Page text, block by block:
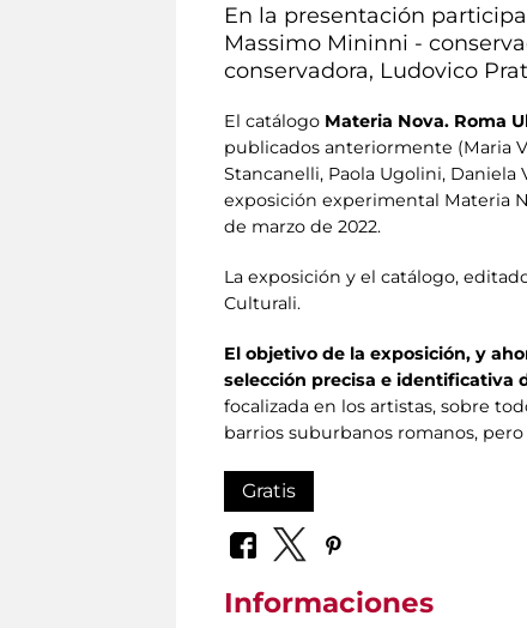
En la presentación
Massimo Mininni -
conservadora, Ludovico
El catálogo Materia Nova. Roma
publicados anteriormente (Maria
Stancanelli, Paola Ugolini,
exposición experimental Materia
de marzo de 2022.
La exposición y el catálogo,
Culturali.
El objetivo de la exposición, y
selección precisa e identificativa
focalizada en los artistas, sobre
barrios suburbanos romanos,
Gratis
Informaciones